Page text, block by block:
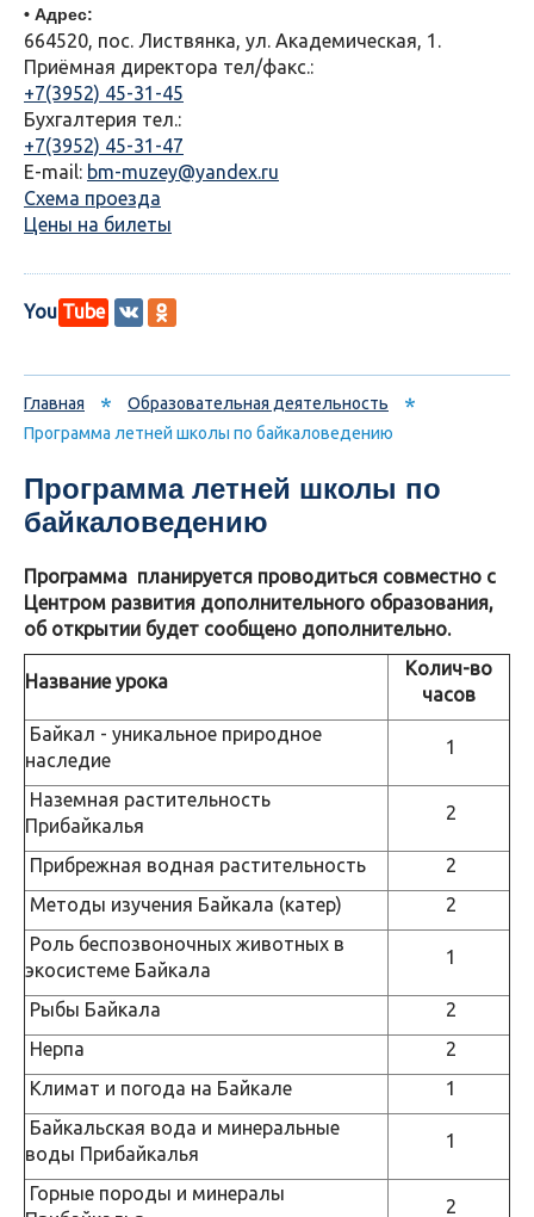
• Адрес:
664520, пос. Листвянка, ул. Академическая, 1.
Приёмная директора тел/факс.:
+7(3952) 45-31-45
Бухгалтерия тел.:
+7(3952) 45-31-47
E-mail: bm-muzey@yandex.ru
Схема проезда
Цены на билеты
You Tube
Главная * Образовательная деятельность *
Программа летней школы по байкаловедению
Программа летней школы по
байкаловедению
Программа планируется проводиться совместно с
Центром развития дополнительного образования,
об открытии будет сообщено дополнительно.
Название урока
Колич-во
часов
Байкал - уникальное природное
наследие
1
Наземная растительность
Прибайкалья
2
Прибрежная водная растительность
2
Методы изучения Байкала (катер)
2
Роль беспозвоночных животных в
экосистеме Байкала
1
Рыбы Байкала
2
Нерпа
2
Климат и погода на Байкале
1
Байкальская вода и минеральные
воды Прибайкалья
1
Горные породы и минералы
2